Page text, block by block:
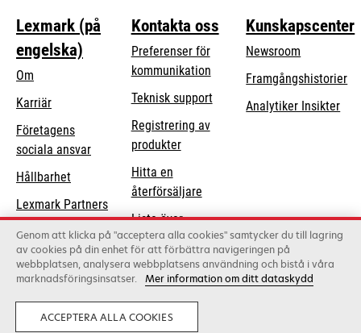
Lexmark (på
engelska)
Om
Karriär
Företagens
sociala ansvaropens
new
Hållbarhet
Lexmark Partners
Kontakta oss
Preferenser för
kommunikation
Teknisk supportopens
Registrering av
produkter
Hitta en
återförsäljare
Lista över
grossister
Kunskapscenter
Newsroom
Framgångshistorier
Analytiker Insikter
Lexmark International, Inc., ett Xerox-företag
©2026 Med ensamrätt.
Laglig Privatliv
Genom att klicka på "acceptera alla cookies" samtycker du till lagring
av cookies på din enhet för att förbättra navigeringen på
webbplatsen, analysera webbplatsens användning och bistå i våra
marknadsföringsinsatser. Mer information om ditt dataskydd
ACCEPTERA ALLA COOKIES